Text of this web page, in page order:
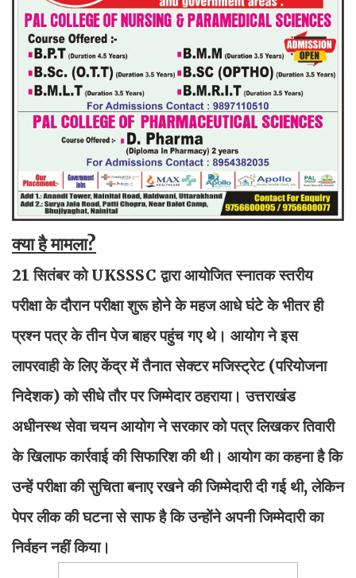
क्या है मामला?
21 सितंबर को UKSSSC द्वारा आयोजित स्नातक स्तरीय
परीक्षा के दौरान परीक्षा शुरू होने के महज आधे घंटे के भीतर ही
प्रश्न पत्र के तीन पेज बाहर पहुंच गए थे। आयोग ने इस
लापरवाही के लिए केंद्र में तैनात सेक्टर मजिस्ट्रेट (परियोजना
निदेशक) को सीधे तौर पर जिम्मेदार ठहराया। उत्तराखंड
अधीनस्थ सेवा चयन आयोग ने सरकार को पत्र लिखकर तिवारी
के खिलाफ कार्रवाई की सिफारिश की थी। आयोग का कहना है कि
उन्हें परीक्षा की सुचिता बनाए रखने की जिम्मेदारी दी गई थी, लेकिन
पेपर लीक की घटना से साफ है कि उन्होंने अपनी जिम्मेदारी का
निर्वहन नहीं किया।